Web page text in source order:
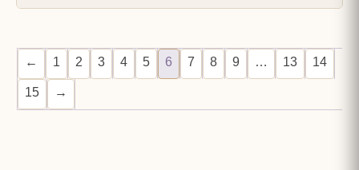
← 1 2 3 4 5 6 7 8 9 … 13 14
15 →